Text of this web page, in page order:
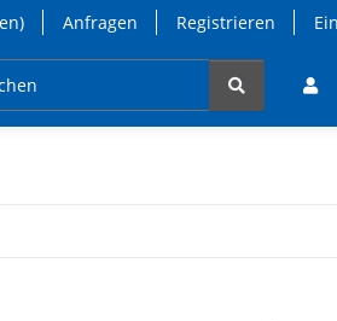
Anfragen Registrieren